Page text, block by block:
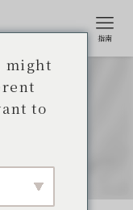
指南
！
might
to